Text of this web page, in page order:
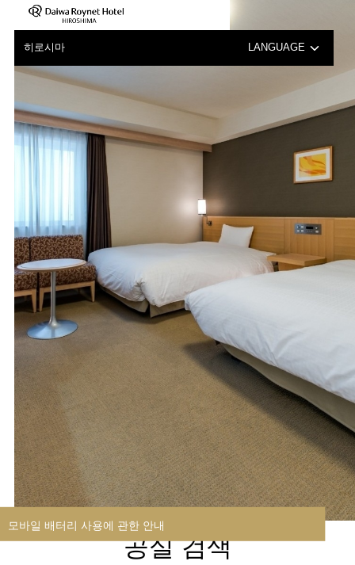
히로시마 LANGUAGE
English
모바일 배터리 사용에 관한 안내
공실 검색